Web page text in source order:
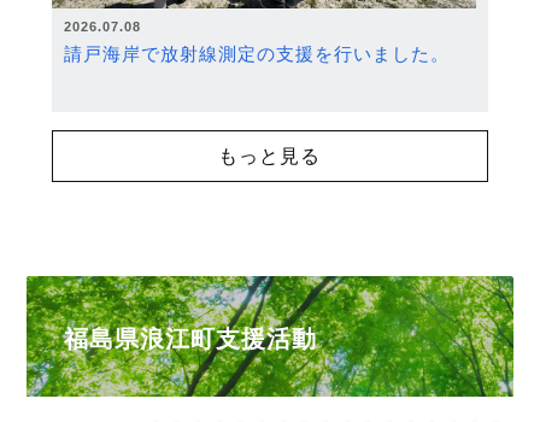
2026.07.08
請戸海岸で放射線測定の支援を行いました。
もっと見る
福島県浪江町支援活動